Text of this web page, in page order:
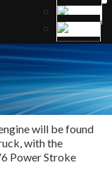
will be found
with the
Power Stroke